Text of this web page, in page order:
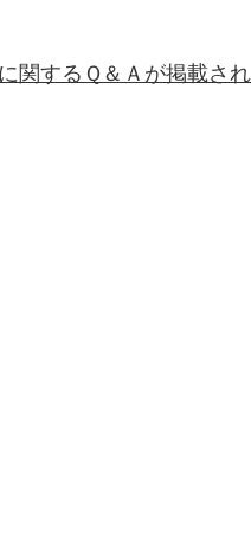
関するＱ＆Ａが掲載さ